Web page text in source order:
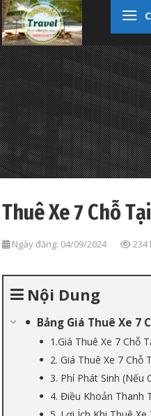
Thuê Xe 7 Chỗ
Ngày đăng: 04/09/2024 234
Nội Dung
Bảng Giá Thuê Xe 7
1.Giá Thuê Xe 7 Chỗ
2. Giá Thuê Xe 7 Chỗ
3. Phí Phát Sinh (Nếu
4. Điều Khoản Thanh